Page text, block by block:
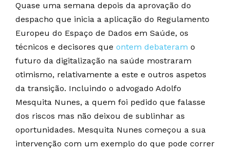
Quase uma semana depois da aprovação do
despacho que inicia a aplicação do Regulamento
Europeu do Espaço de Dados em Saúde, os
técnicos e decisores que ontem debateram o
futuro da digitalização na saúde mostraram
otimismo, relativamente a este e outros aspetos
da transição. Incluindo o advogado Adolfo
Mesquita Nunes, a quem foi pedido que falasse
dos riscos mas não deixou de sublinhar as
oportunidades. Mesquita Nunes começou a sua
intervenção com um exemplo do que pode correr